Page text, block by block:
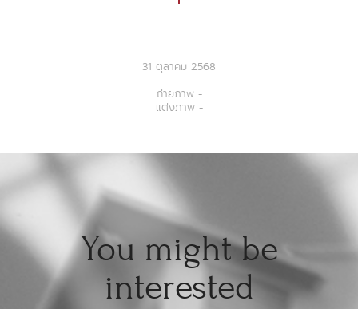
31 ตุลาคม 2568
ถ่ายภาพ -
แต่งภาพ -
You might be
interested